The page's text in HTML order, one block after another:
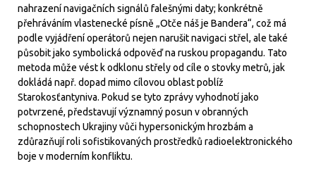
nahrazení navigačních signálů falešnými daty; konkrétně
přehráváním vlastenecké písně „Otče náš je Bandera“, což má
podle vyjádření operátorů nejen narušit navigaci střel, ale také
působit jako symbolická odpověď na ruskou propagandu. Tato
metoda může vést k odklonu střely od cíle o stovky metrů, jak
dokládá např. dopad mimo cílovou oblast poblíž
Starokosťantyniva. Pokud se tyto zprávy vyhodnotí jako
potvrzené, představují významný posun v obranných
schopnostech Ukrajiny vůči hypersonickým hrozbám a
zdůrazňují roli sofistikovaných prostředků radioelektronického
boje v moderním konfliktu.